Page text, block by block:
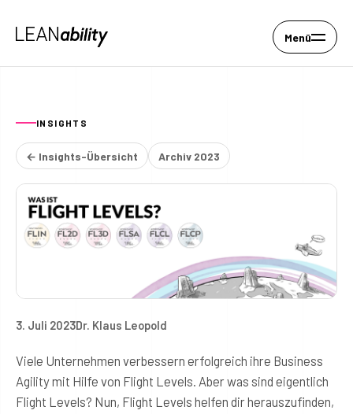
Menü
INSIGHTS
← Insights-Übersicht Archiv 2023
3. Juli 2023Dr. Klaus Leopold
Viele Unternehmen verbessern erfolgreich ihre Business
Agility mit Hilfe von Flight Levels. Aber was sind eigentlich
Flight Levels? Nun, Flight Levels helfen dir herauszufinden,